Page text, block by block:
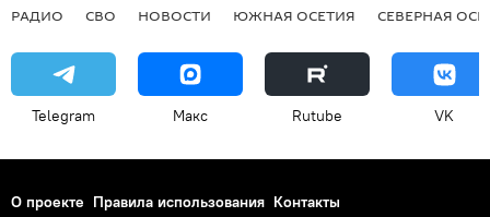
РАДИО СВО НОВОСТИ ЮЖНАЯ ОСЕТИЯ СЕВЕРНАЯ
Telegram Макс Rutube VK
О проекте Правила использования Контакты